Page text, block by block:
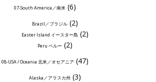
07-South America／南米 (6)
Brazil／ブラジル (2)
Easter Island イースター島 (2)
Peru ペルー (2)
08-USA / Oceania 北米／オセアニア (47)
Alaska／アラスカ州 (3)